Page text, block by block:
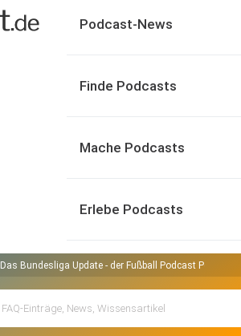
Podcast-News
Finde Podcasts
Mache Podcasts
Erlebe Podcasts
Das Bundesliga Update - der Fußball Podcast Podcast